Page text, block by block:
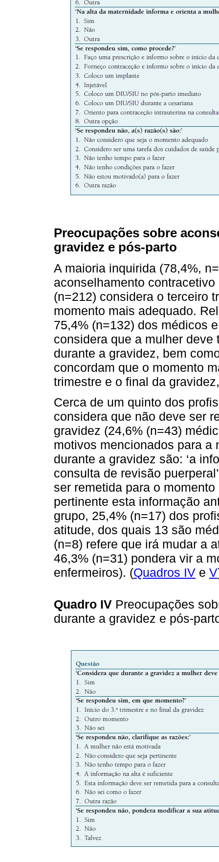
Preocupações sobre
gravidez e pós-parto
A maioria inquirida (78,4%,
aconselhamento
(n=212) considera o terceiro
momento mais adequado.
75,4% (n=132) dos médicos
considera que a mulher
durante a gravidez, bem
concordam que o momento
trimestre e o final da
Cerca de um quinto dos
considera que não deve ser
gravidez (24,6% (n=43)
motivos mencionados para a
durante a gravidez são: ‘a
consulta de revisão
ser remetida para o momento
pertinente esta informação
grupo, 25,4% (n=17) dos
atitude, dos quais 13 são
(n=8) refere que irá mudar a
46,3% (n=31) pondera vir a
enfermeiros). (Quadros IV e V
Quadro IV Preocupações
durante a gravidez e pós-